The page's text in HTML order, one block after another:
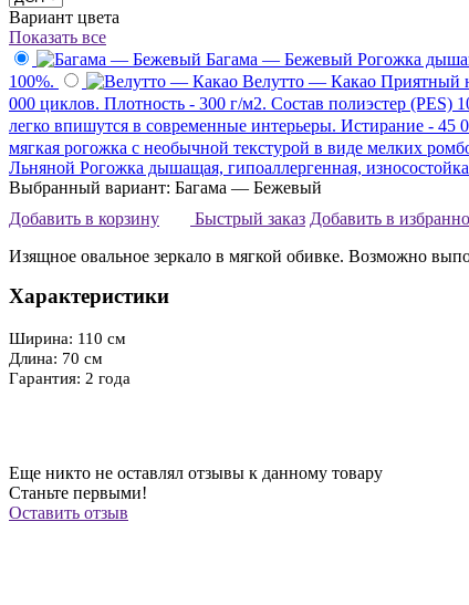
Вариант цвета
Показать все
Багама — Бежевый Рогожка
100%.
Велутто — Какао Приятный
000 циклов. Плотность - 300 г/м2. Состав полиэстер (PES)
легко впишутся в современные интерьеры. Истирание - 45
мягкая рогожка с необычной текстурой в виде мелких
Льняной Рогожка дышащая, гипоаллергенная,
Выбранный вариант: Багама — Бежевый
Добавить в корзину
Быстрый заказ Добавить в
Изящное овальное зеркало в мягкой обивке. Возможно
Характеристики
Ширина: 110 см
Длина: 70 см
Гарантия: 2 года
Еще никто не оставлял отзывы к данному товару
Станьте первыми!
Оставить отзыв